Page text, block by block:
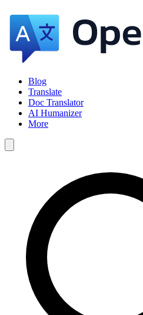
Blog
Translate
Doc Translator
AI Humanizer
More